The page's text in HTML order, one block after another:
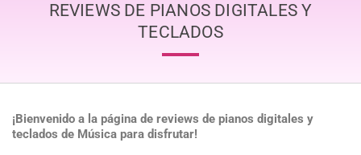
REVIEWS DE PIANOS DIGITALES Y
TECLADOS
¡Bienvenido a la página de reviews de pianos digitales y
teclados de Música para disfrutar!